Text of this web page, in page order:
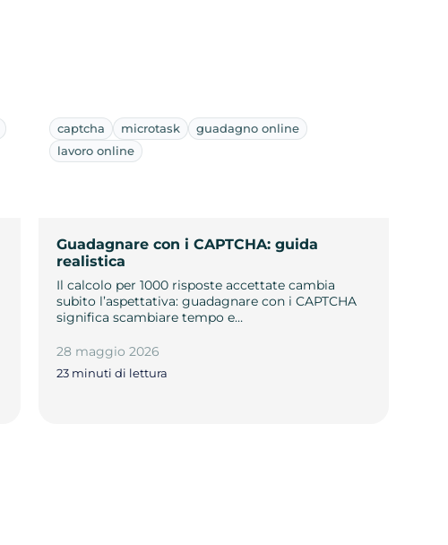
captcha microtask
guadagno online
lavoro online
Guadagnare con i CAPTCHA: guida
realistica
Il calcolo per 1000 risposte accettate cambia
subito l’aspettativa: guadagnare con i CAPTCHA
significa scambiare tempo e…
28 maggio 2026
23 minuti di lettura